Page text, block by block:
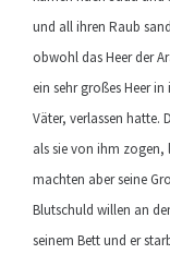
und all ihren Raub
obwohl das Heer der
ein sehr großes Heer
Väter, verlassen hatte.
als sie von ihm zogen,
machten aber seine
Blutschuld willen an
seinem Bett und er